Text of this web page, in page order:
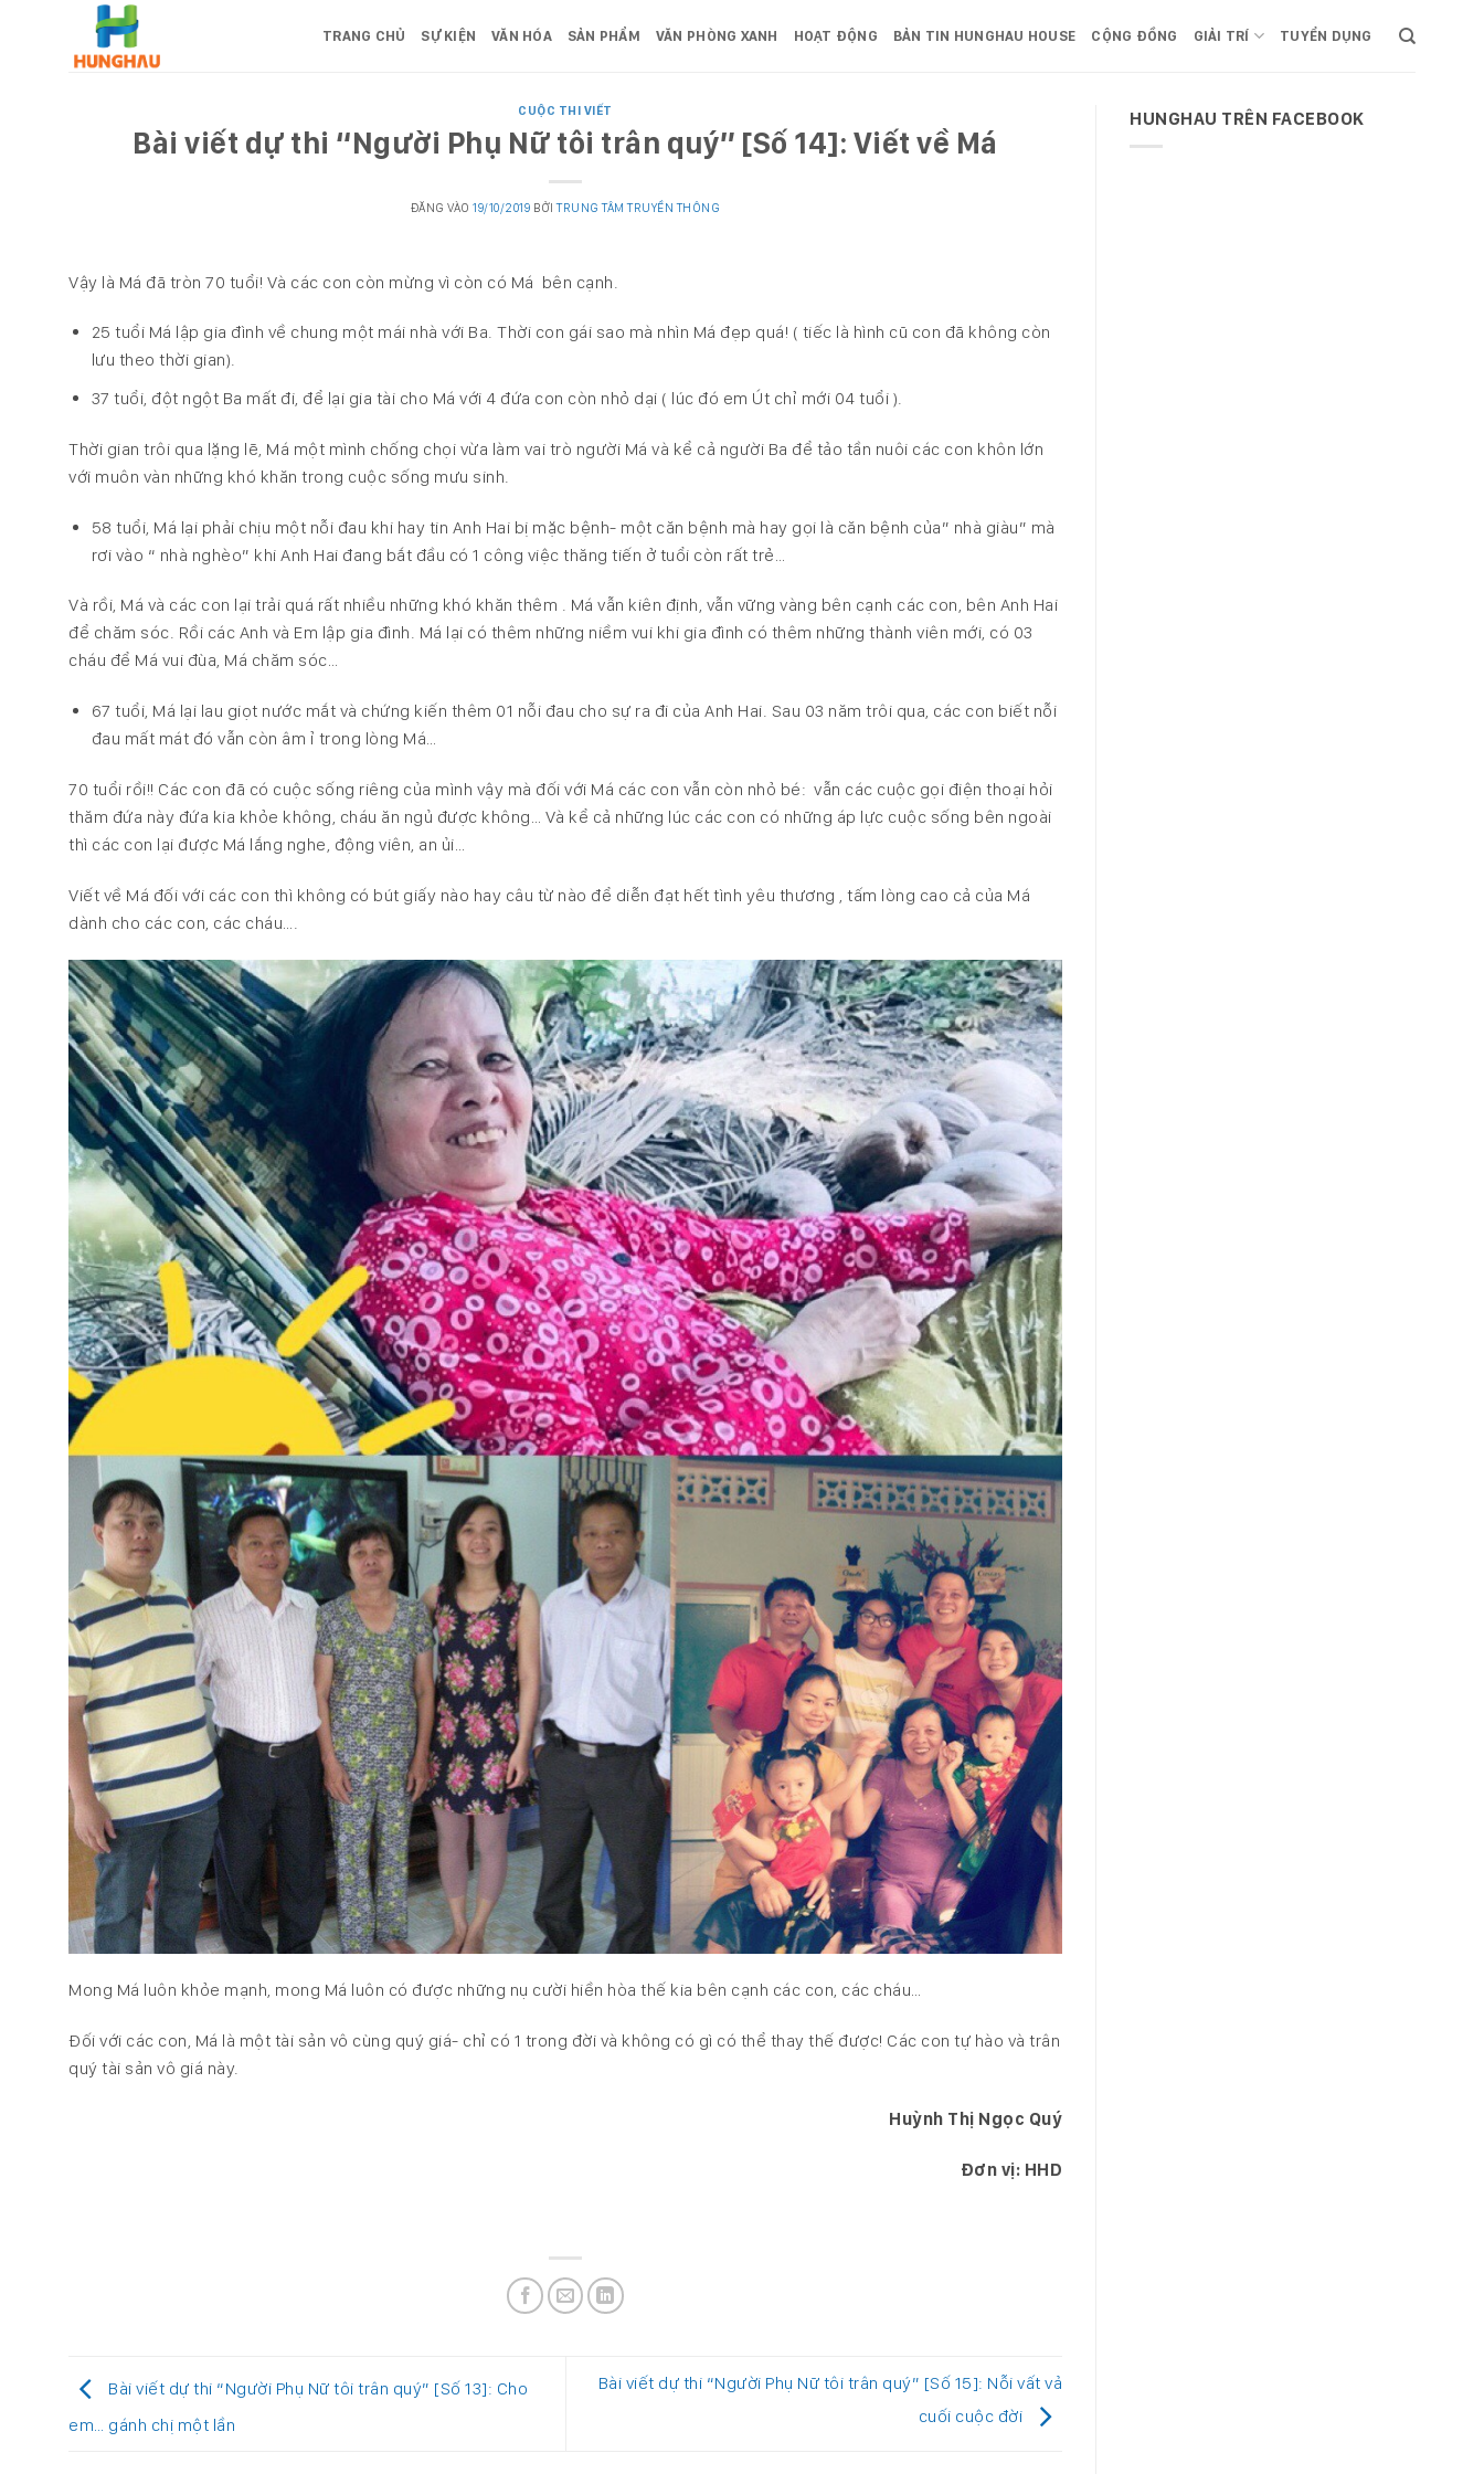
TRANG CHỦ SỰ KIỆN VĂN HÓA SẢN PHẨM VĂN PHÒNG XANH HOẠT ĐỘNG BẢN TIN HUNGHAU HOUSE CỘNG ĐỒNG GIẢI TRÍ TUYỂN DỤNG
CUỘC THI VIẾT
Bài viết dự thi “Người Phụ Nữ tôi trân quý” [Số 14]: Viết về Má
ĐĂNG VÀO19/10/2019 BỞITRUNG TÂM TRUYỀN THÔNG
Vậy là Má đã tròn 70 tuổi! Và các con còn mừng vì còn có Má bên cạnh.
25 tuổi Má lập gia đình về chung một mái nhà với Ba. Thời con gái sao mà nhìn Má đẹp quá! ( tiếc là hình cũ con đã không còn
lưu theo thời gian).
37 tuổi, đột ngột Ba mất đi, để lại gia tài cho Má với 4 đứa con còn nhỏ dại ( lúc đó em Út chỉ mới 04 tuổi ).
Thời gian trôi qua lặng lẽ, Má một mình chống chọi vừa làm vai trò người Má và kể cả người Ba để tảo tần nuôi các con khôn lớn
với muôn vàn những khó khăn trong cuộc sống mưu sinh.
58 tuổi, Má lại phải chịu một nỗi đau khi hay tin Anh Hai bị mặc bệnh- một căn bệnh mà hay gọi là căn bệnh của” nhà giàu” mà
rơi vào “ nhà nghèo” khi Anh Hai đang bắt đầu có 1 công việc thăng tiến ở tuổi còn rất trẻ…
Và rồi, Má và các con lại trải quá rất nhiều những khó khăn thêm . Má vẫn kiên định, vẫn vững vàng bên cạnh các con, bên Anh Hai
để chăm sóc. Rồi các Anh và Em lập gia đình. Má lại có thêm những niềm vui khi gia đình có thêm những thành viên mới, có 03
cháu để Má vui đùa, Má chăm sóc…
67 tuổi, Má lại lau giọt nước mắt và chứng kiến thêm 01 nỗi đau cho sự ra đi của Anh Hai. Sau 03 năm trôi qua, các con biết nỗi
đau mất mát đó vẫn còn âm ỉ trong lòng Má…
70 tuổi rồi!! Các con đã có cuộc sống riêng của mình vậy mà đối với Má các con vẫn còn nhỏ bé: vẫn các cuộc gọi điện thoại hỏi
thăm đứa này đứa kia khỏe không, cháu ăn ngủ được không… Và kể cả những lúc các con có những áp lực cuộc sống bên ngoài
thì các con lại được Má lắng nghe, động viên, an ủi…
Viết về Má đối với các con thì không có bút giấy nào hay câu từ nào để diễn đạt hết tình yêu thương , tấm lòng cao cả của Má
dành cho các con, các cháu….
Mong Má luôn khỏe mạnh, mong Má luôn có được những nụ cười hiền hòa thế kia bên cạnh các con, các cháu…
Đối với các con, Má là một tài sản vô cùng quý giá- chỉ có 1 trong đời và không có gì có thể thay thế được! Các con tự hào và trân
quý tài sản vô giá này.
Huỳnh Thị Ngọc Quý
Đơn vị: HHD
Bài viết dự thi “Người Phụ Nữ tôi trân quý” [Số 13]: Cho
em… gánh chị một lần
Bài viết dự thi “Người Phụ Nữ tôi trân quý” [Số 15]: Nỗi vất vả
cuối cuộc đời
HUNGHAU TRÊN FACEBOOK